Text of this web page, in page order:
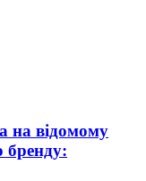
на відомому
бренду: